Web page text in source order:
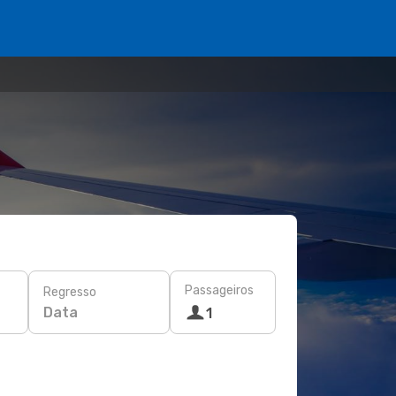
Regresso
Data
Passageiros
1